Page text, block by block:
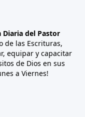
Diaria del Pastor
de las Escrituras,
equipar y capacitar
de Dios en sus
a Viernes!